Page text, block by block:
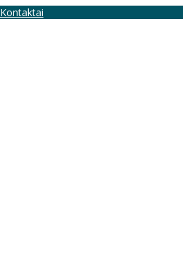
Kontaktai